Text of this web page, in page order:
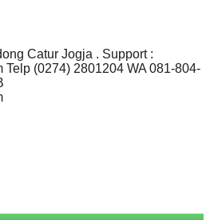
Catur Jogja . Support :
(0274) 2801204 WA 081-804-